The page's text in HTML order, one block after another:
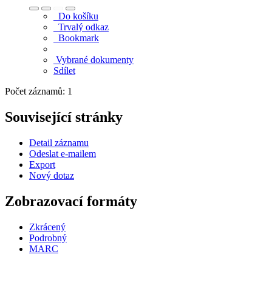
Do košíku
Trvalý odkaz
Bookmark
Vybrané dokumenty
Sdílet
Počet záznamů: 1
Související stránky
Detail záznamu
Odeslat e-mailem
Export
Nový dotaz
Zobrazovací formáty
Zkrácený
Podrobný
MARC